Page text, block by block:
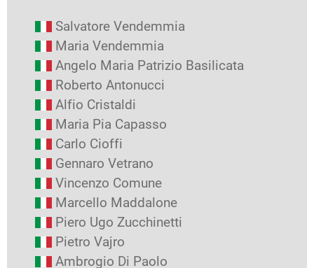
Salvatore Vendemmia
Maria Vendemmia
Angelo Maria Patrizio Basilicata
Roberto Antonucci
Alfio Cristaldi
Maria Pia Capasso
Carlo Cioffi
Gennaro Vetrano
Vincenzo Comune
Marcello Maddalone
Piero Ugo Zucchinetti
Pietro Vajro
Ambrogio Di Paolo